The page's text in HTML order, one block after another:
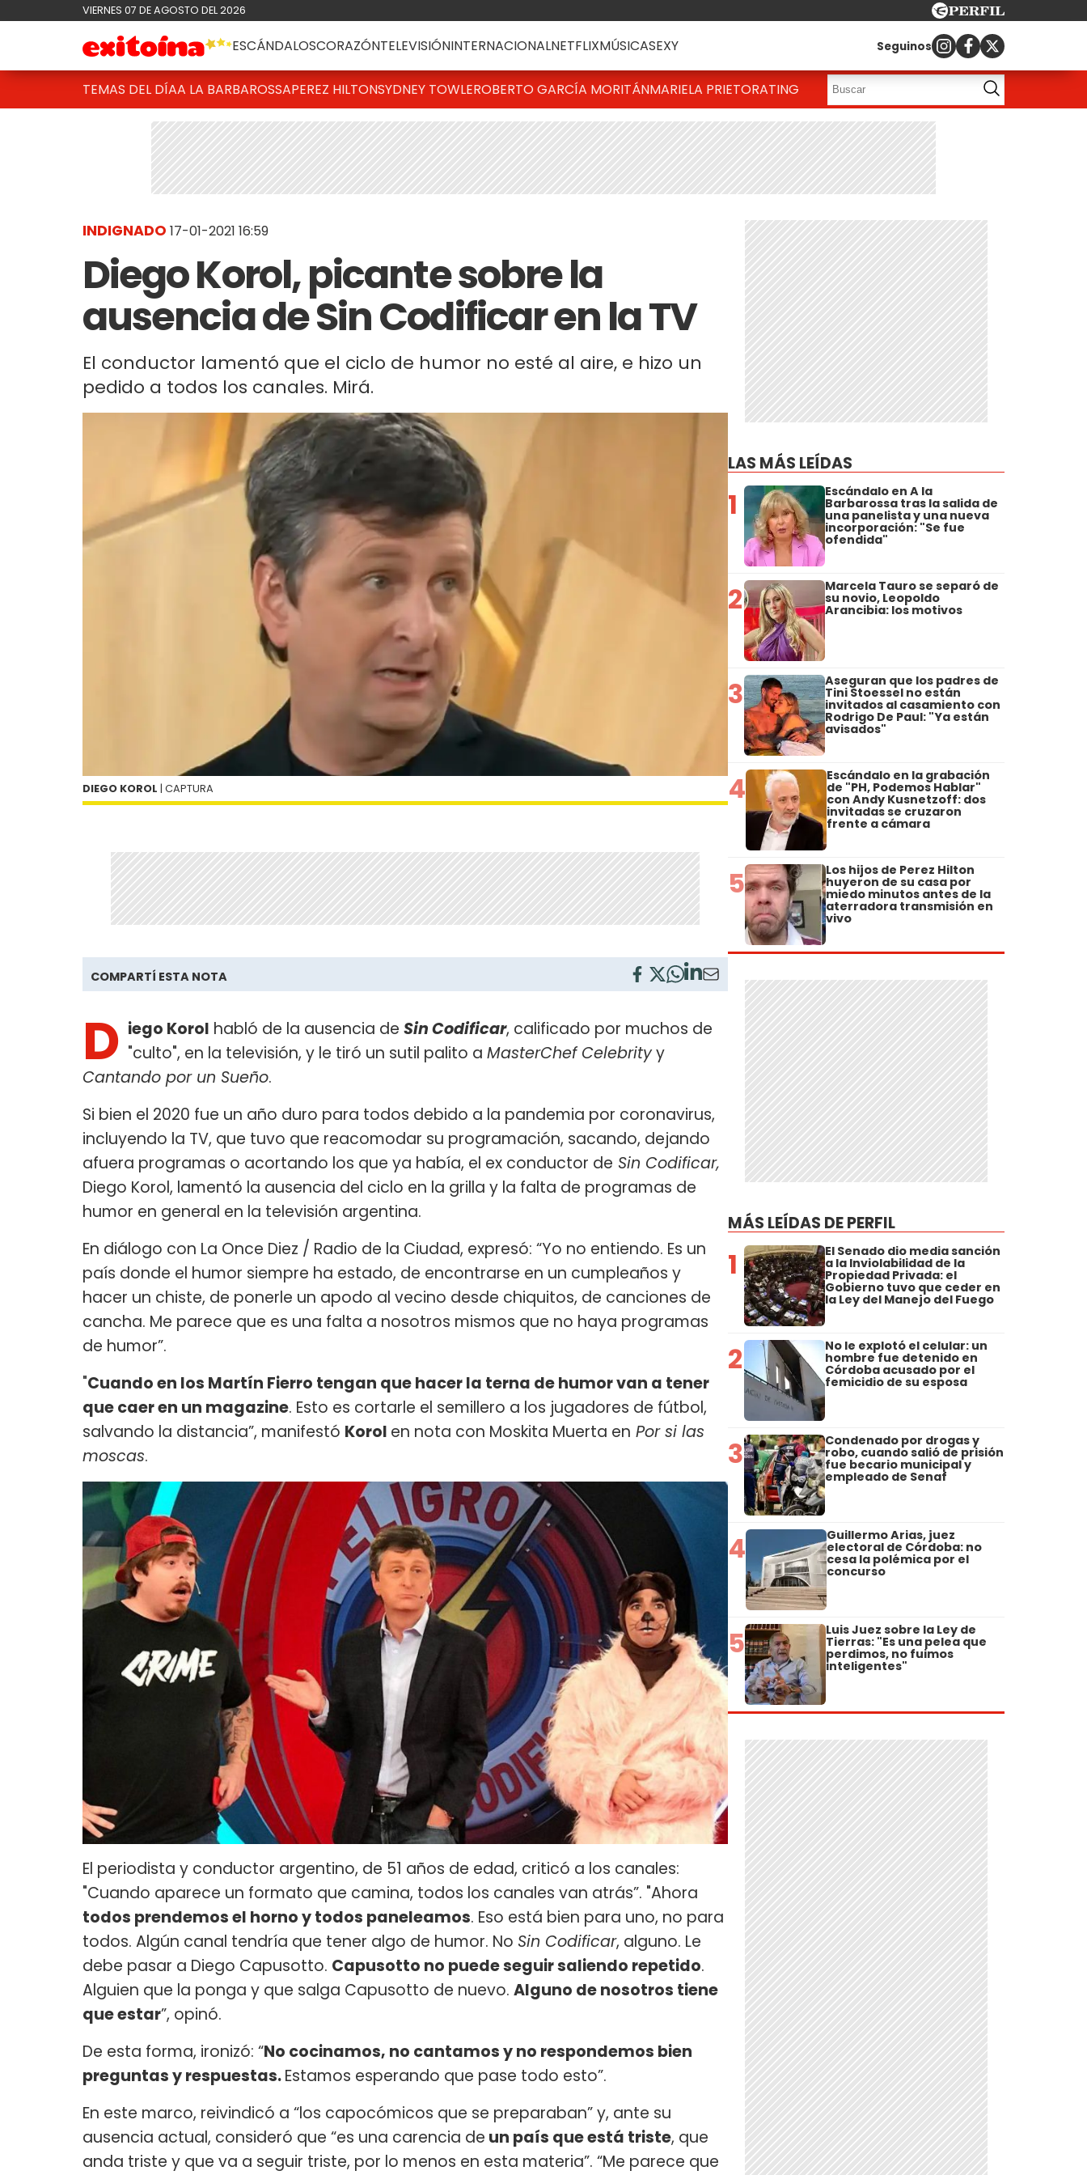
VIERNES 07 DE AGOSTO DEL 2026
ESCÁNDALOSCORAZÓNTELEVISIÓNINTERNACIONALNETFLIXMÚSICASEXY Seguinos
TEMAS DEL DÍAA LA BARBAROSSAPEREZ HILTONSYDNEY TOWLEROBERTO GARCÍA MORITÁNMARIELA PRIETORATING
INDIGNADO 17-01-2021 16:59
Diego Korol, picante sobre la
ausencia de Sin Codificar en la TV
El conductor lamentó que el ciclo de humor no esté al aire, e hizo un
pedido a todos los canales. Mirá.
DIEGO KOROL | CAPTURA
COMPARTÍ ESTA NOTA
D iego Korol habló de la ausencia de Sin Codificar, calificado por muchos de
"culto", en la televisión, y le tiró un sutil palito a MasterChef Celebrityy
Cantando por un Sueño.
Si bien el 2020 fue un año duro para todos debido a la pandemia por coronavirus,
incluyendo la TV, que tuvo que reacomodar su programación, sacando, dejando
afuera programas o acortando los que ya había, el ex conductor de Sin Codificar,
Diego Korol, lamentó la ausencia del ciclo en la grilla y la falta de programas de
humor en general en la televisión argentina.
En diálogo con La Once Diez / Radio de la Ciudad, expresó: “Yo no entiendo. Es un
país donde el humor siempre ha estado, de encontrarse en un cumpleaños y
hacer un chiste, de ponerle un apodo al vecino desde chiquitos, de canciones de
cancha. Me parece que es una falta a nosotros mismos que no haya programas
de humor”.
"Cuando en los Martín Fierro tengan que hacer la terna de humor van a tener
que caer en un magazine. Esto es cortarle el semillero a los jugadores de fútbol,
salvando la distancia”, manifestó Korol en nota con Moskita Muerta en Por si las
moscas.
El periodista y conductor argentino, de 51 años de edad, criticó a los canales:
"Cuando aparece un formato que camina, todos los canales van atrás”. "Ahora
todos prendemos el horno y todos paneleamos. Eso está bien para uno, no para
todos. Algún canal tendría que tener algo de humor. No Sin Codificar, alguno. Le
debe pasar a Diego Capusotto. Capusotto no puede seguir saliendo repetido.
Alguien que la ponga y que salga Capusotto de nuevo. Alguno de nosotros tiene
que estar”, opinó.
De esta forma, ironizó: “No cocinamos, no cantamos y no respondemos bien
preguntas y respuestas.Estamos esperando que pase todo esto”.
En este marco, reivindicó a “los capocómicos que se preparaban” y, ante su
ausencia actual, consideró que “es una carencia de un país que está triste, que
anda triste y que va a seguir triste, por lo menos en esta materia”. “Me parece que
LAS MÁS LEÍDAS
1 Escándalo en A la
Barbarossa tras la salida de
una panelista y una nueva
incorporación: "Se fue
ofendida"
2 Marcela Tauro se separó de
su novio, Leopoldo
Arancibia: los motivos
3 Aseguran que los padres de
Tini Stoessel no están
invitados al casamiento con
Rodrigo De Paul: "Ya están
avisados"
4 Escándalo en la grabación
de "PH, Podemos Hablar"
con Andy Kusnetzoff: dos
invitadas se cruzaron
frente a cámara
5 Los hijos de Perez Hilton
huyeron de su casa por
miedo minutos antes de la
aterradora transmisión en
vivo
MÁS LEÍDAS DE PERFIL
1 El Senado dio media sanción
a la Inviolabilidad de la
Propiedad Privada: el
Gobierno tuvo que ceder en
la Ley del Manejo del Fuego
2 No le explotó el celular: un
hombre fue detenido en
Córdoba acusado por el
femicidio de su esposa
3 Condenado por drogas y
robo, cuando salió de prisión
fue becario municipal y
empleado de Senaf
4 Guillermo Arias, juez
electoral de Córdoba: no
cesa la polémica por el
concurso
5 Luis Juez sobre la Ley de
Tierras: "Es una pelea que
perdimos, no fuimos
inteligentes"